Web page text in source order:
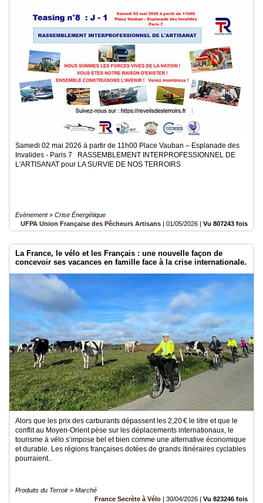
Samedi 02 mai 2026 à partir de 11h00 Place Vauban – Esplanade des
Invalides - Paris 7 RASSEMBLEMENT INTERPROFESSIONNEL DE
L'ARTISANAT pour LA SURVIE DE NOS TERROIRS
Evènement » Crise Énergétique
UFPA Union Française des Pêcheurs Artisans | 01/05/2026 | Vu 807243 fois
La France, le vélo et les Français : une nouvelle façon de
concevoir ses vacances en famille face à la crise internationale.
Alors que les prix des carburants dépassent les 2,20 € le litre et que le
conflit au Moyen-Orient pèse sur les déplacements internationaux, le
tourisme à vélo s’impose bel et bien comme une alternative économique
et durable. Les régions françaises dotées de grands itinéraires cyclables
pourraient..
Produits du Terroir » Marché
France Secrète à Vélo | 30/04/2026 | Vu 823246 fois